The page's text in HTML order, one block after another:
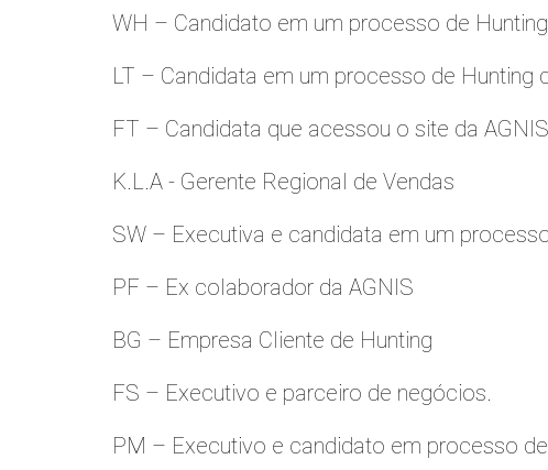
WH – Candidato em um processo de
LT – Candidata em um processo de Hunting
FT – Candidata que acessou o site da AGNIS
K.L.A - Gerente Regional de Vendas
SW – Executiva e candidata em um
PF – Ex colaborador da AGNIS
BG – Empresa Cliente de Hunting
FS – Executivo e parceiro de negócios.
PM – Executivo e candidato em processo